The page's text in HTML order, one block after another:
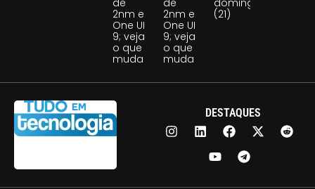
de
2nm e
One UI
9; veja
o que
muda
de
2nm e
One UI
9; veja
o que
muda
domingo
(21)
DESTAQUES